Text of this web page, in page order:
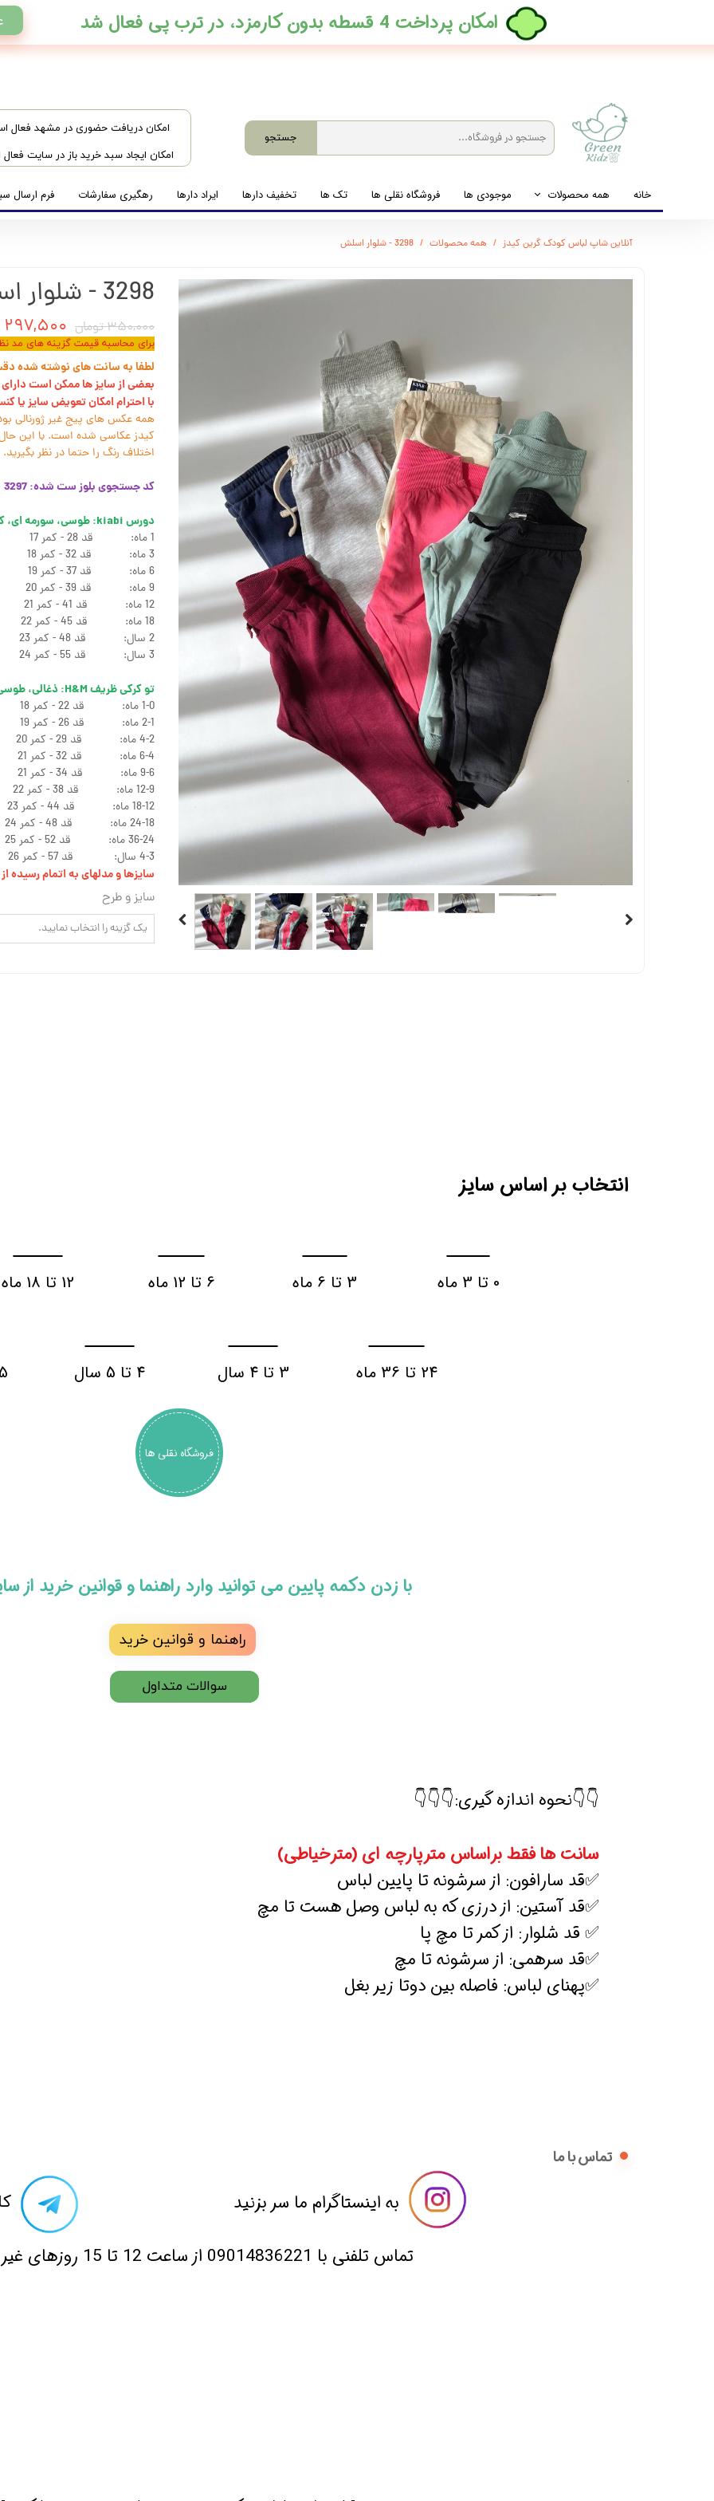
​امکان دریافت حضوری در مشهد فعال
امکان ایجاد سبد خرید باز در سایت
جستجو
خانه همه محصولات
لباس نوزاد تا نوجوان
موجودی ها فروشگاه نقلی ها تک ها تخفیف دارها ایراد دارها رهگیری سفارشات فرم ارسال
​امکان پرداخت 4 قسطه بدون کارمزد، در ترب پی فعال شد
آنلاین شاپ لباس کودک گرین کیدز همه محصولات 3298 - شلوار اسلش
3298 - شلوار اسلش
۳۵۰,۰۰۰ تومان ۲۹۷,۵۰۰ تومان
برای محاسبه قیمت گزینه های مد
لطفا به سانت های نوشته شده
بعضی از سایز ها ممکن است دارای
با احترام امکان تعویض سایز یا
همه عکس های پیج غیر ژورنالی
کیدز عکاسی شده است. با این
اختلاف رنگ را حتما در نظر بگیرید.
کد جستجوی بلوز ست شده: 3297
دورس kiabi: طوسی، سورمه ای، کرم
1 ماه: قد 28 - کمر 17
3 ماه: قد 32 - کمر 18
6 ماه: قد 37 - کمر 19
9 ماه: قد 39 - کمر 20
12 ماه: قد 41 - کمر 21
18 ماه: قد 45 - کمر 22
2 سال: قد 48 - کمر 23
3 سال: قد 55 - کمر 24
تو کرکی ظریف H&M: ذغالی، طوسی ستاره، صورتی باربی، سبزآبی، زرشکی قرمز
1-0 ماه: قد 22 - کمر 18
2-1 ماه: قد 26 - کمر 19
4-2 ماه: قد 29 - کمر 20
6-4 ماه: قد 32 - کمر 21
9-6 ماه: قد 34 - کمر 21
12-9 ماه: قد 38 - کمر 22
18-12 ماه: قد 44 - کمر 23
24-18 ماه: قد 48 - کمر 24
36-24 ماه: قد 52 - کمر 25
4-3 سال: قد 57 - کمر 26
سایزها و مدلهای به اتمام
سایز و طرح
یک گزینه را انتخاب نمایید.
0 تا 3 ماه 3 تا 6 ماه 6 تا 12 ماه 12 تا 18 ماه
24 تا 36 ماه 3 تا 4 سال 4 تا 5 سال 5 سال به بالا
انتخاب بر اساس سایز
فروشگاه نقلی ها
​​با زدن دکمه پایین می توانید وارد راهنما و قوانین خرید از
راهنما و قوانین خرید
👇👇نحوه اندازه گیری:👇👇👇
سانت ها فقط براساس مترپارچه ای (مترخیاطی)
✅قد سارافون: از سرشونه تا پایین لباس
✅قد آستین: از درزی که به لباس وصل هست تا مچ
✅ قد شلوار: از کمر تا مچ پا
✅قد سرهمی: از سرشونه تا مچ
✅پهنای لباس: فاصله بین دوتا زیر بغل
سوالات متداول
تماس با ما
​​به اینستاگرام ما سر بزنید​​​​​​​
​تماس تلفنی با 09014836221 از ساعت 12 تا 15 روزهای غیر تعطیل